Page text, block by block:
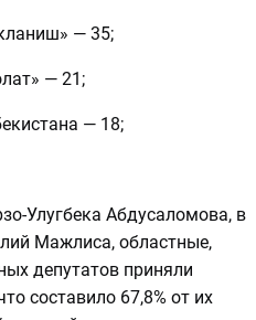
— 35;
— 21;
— 18;
Улугбека Абдусаломова, в
Мажлиса, областные,
депутатов приняли
составило 67,8% от их